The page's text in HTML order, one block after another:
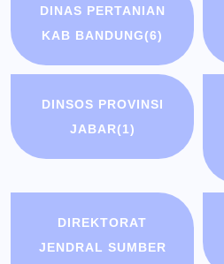
DINAS PERTANIAN
KAB BANDUNG(6)
DINSOS PROVINSI
JABAR(1)
DIREKTORAT
JENDRAL SUMBER